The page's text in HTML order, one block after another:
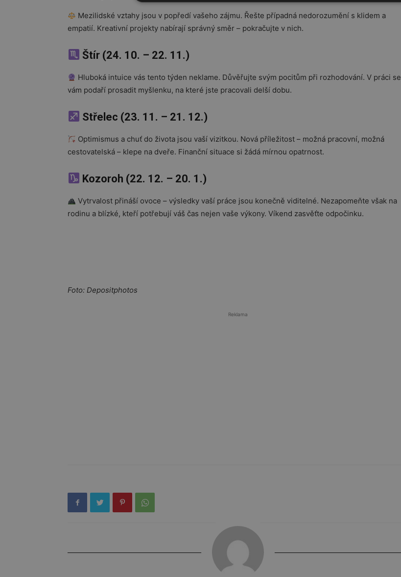
Mezilidské vztahy jsou v popředí vašeho zájmu. Řešte případná nedorozumění s klidem a
empatií. Kreativní projekty nabírají správný směr – pokračujte v nich.
Štír (24. 10. – 22. 11.)
Hluboká intuice vás tento týden neklame. Důvěřujte svým pocitům při rozhodování. V práci se
vám podaří prosadit myšlenku, na které jste pracovali delší dobu.
Střelec (23. 11. – 21. 12.)
Optimismus a chuť do života jsou vaší vizitkou. Nová příležitost – možná pracovní, možná
cestovatelská – klepe na dveře. Finanční situace si žádá mírnou opatrnost.
Kozoroh (22. 12. – 20. 1.)
Vytrvalost přináší ovoce – výsledky vaší práce jsou konečně viditelné. Nezapomeňte však na
rodinu a blízké, kteří potřebují váš čas nejen vaše výkony. Víkend zasvěťte odpočinku.
Foto: Depositphotos
Reklama